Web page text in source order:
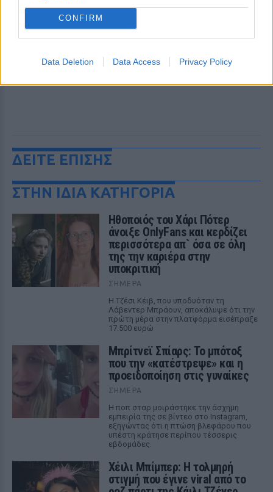
CONFIRM
Data Deletion Data Access Privacy Policy
ΔΕΙΤΕ ΕΠΙΣΗΣ
ΣΤΗΝ ΙΔΙΑ ΚΑΤΗΓΟΡΙΑ
Ηθοποιός του Χάρι Πότερ
άνοιξε OnlyFans και κερδίζει
περισσότερα απ` όσα σε όλη
της την καριέρα στην
υποκριτική
ΣΉΜΕΡΑ
Η Τζέσι Κέιβ, που υποδυόταν τη
Λάβεντερ Μπράουν, αποκάλυψε ότι την
πρώτη μέρα στην πλατφόρμα εισέπραξε
17.500 ευρώ
Μπρίτνεϊ Σπίαρς: Το μπότοξ
που την «κατέστρεψε» και η
προειδοποίηση στις γυναίκες
ΣΉΜΕΡΑ
Η ποπ σταρ μοιράστηκε την άσχημη
εμπειρία της σε βίντεο στο Instagram,
εξηγώντας ότι η πτώση βλεφάρου που
υπέστη κράτησε περίπου τέσσερις
εβδομάδες.
Χέιλι Μπίμπερ: Η τολμηρή
στιγμή που έγινε viral από το